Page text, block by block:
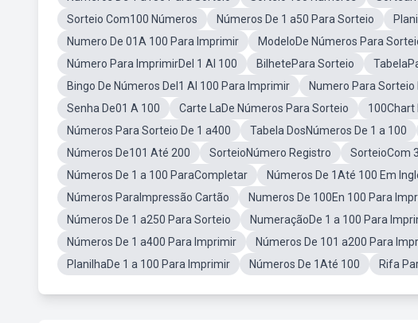
Sorteio Com100 Números
Números De 1 a50 Para Sorteio
Numero De 01A 100 Para Imprimir
ModeloDe Números Para
Número Para ImprimirDel 1 Al 100
BilhetePara Sorteio
Bingo De Números Del1 Al 100 Para Imprimir
Numero Para Sorteio
Senha De01 A 100
Carte LaDe Números Para Sorteio 100Chart
Números Para Sorteio De 1 a400
Tabela DosNúmeros De 1 a 100
Números De101 Até 200
SorteioNúmero Registro SorteioCom
Números De 1 a 100 ParaCompletar
Números De 1Até 100 Em
Números ParaImpressão Cartão
Numeros De 100En 100 Para
Números De 1 a250 Para Sorteio
NumeraçãoDe 1 a 100 Para
Números De 1 a400 Para Imprimir
Números De 101 a200 Para
PlanilhaDe 1 a 100 Para Imprimir
Números De 1Até 100 Rifa